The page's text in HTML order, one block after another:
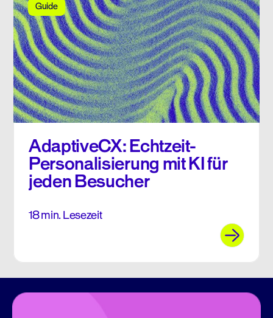
Guide
AdaptiveCX: Echtzeit-
Personalisierung mit KI für
jeden Besucher
18 min. Lesezeit